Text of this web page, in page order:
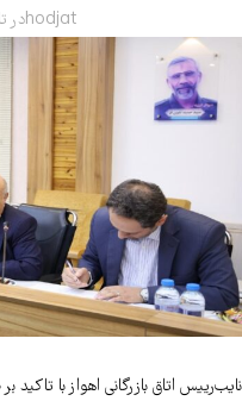
hodjatدر
نایب‌رییس اتاق بازرگانی اهواز با